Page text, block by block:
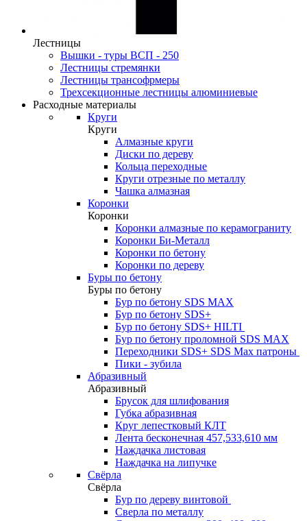
Лестницы
Вышки - туры ВСП - 250
Лестницы стремянки
Лестницы трансофрмеры
Трехсекционные лестницы алюминиевые
Расходные материалы
Круги
Круги
Алмазные круги
Диски по дереву
Кольца переходные
Круги отрезные по металлу
Чашка алмазная
Коронки
Коронки
Коронки алмазные по керамограниту
Коронки Би-Металл
Коронки по бетону
Коронки по дереву
Буры по бетону
Буры по бетону
Бур по бетону SDS MAX
Бур по бетону SDS+
Бур по бетону SDS+ HILTI
Бур по бетону проломной SDS MAX
Переходники SDS+ SDS Max патроны
Пики - зубила
Абразивный
Абразивный
Брусок для шлифования
Губка абразивная
Круг лепестковый КЛТ
Лента бесконечная 457,533,610 мм
Наждачка листовая
Наждачка на липучке
Свёрла
Свёрла
Бур по дереву винтовой
Сверла по металлу